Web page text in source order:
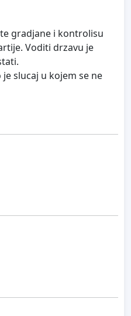
gradjane i kontrolisu
Voditi drzavu je
slucaj u kojem se ne